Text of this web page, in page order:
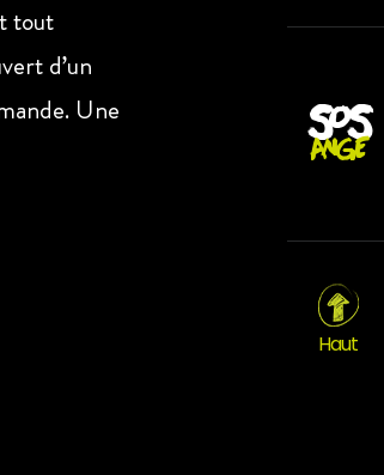
SOS
ANGE
Haut
tout
d’un
Une